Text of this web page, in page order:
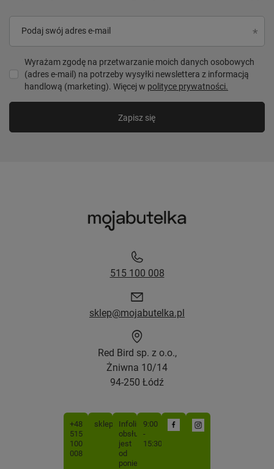
Podaj swój adres e-mail
Wyrażam zgodę na przetwarzanie moich danych osobowych
(adres e-mail) na potrzeby wysyłki newslettera z informacją
handlową (marketing). Więcej w polityce prywatności.
Zapisz się
515 100 008
sklep@mojabutelka.pl
Red Bird sp. z o.o.,
Żniwna 10/14
94-250 Łódź
+48
515
100
008
sklep@mojabutelka.pl
Infolinia
obsługiwana
jest
od
poniedziałku
9:00
-
15:30